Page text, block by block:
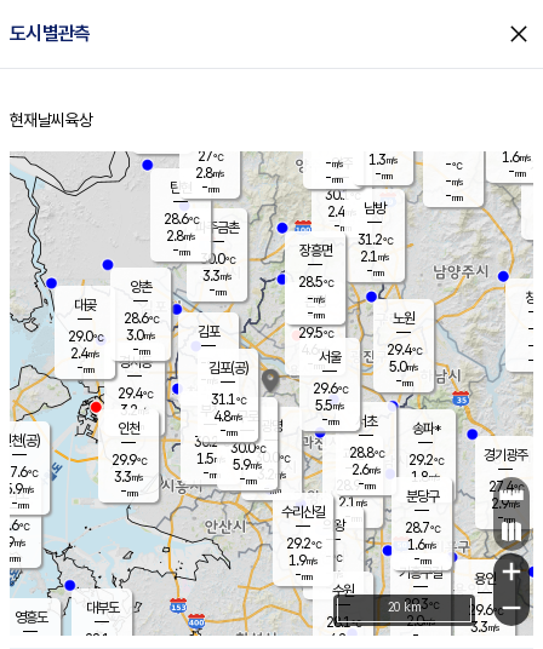
도시별관측 close
홈
현재날씨 육상
의도
℃
m/s
mm
영흥도
양주
30.1℃
2.4
-mm
과천
28.9℃
2.1m/s
- mm
용인
29.6℃
3.3m/s
경기광주
27.4℃
2.9m/s
-mm
대부도
28.1
경서동
29.4℃
3.2 m/s
-mm
파주금촌
30.0℃
3.3m/s
-mm
-℃
-m/s
-mm
대곶
29.0℃
2.4m/s
-mm
창
-
-m/
-
탄현
28.6℃
2.8m/s
-mm
1.6m/s
-mm
의왕
- ℃
m/s
mm
김포
- ℃
-m/s
mm
광명
30.0
℃
3.2 m/s
-mm
부천
30.2℃
1.5m/s
-mm
양촌
28.6℃
3.0m/s
-mm
구로
30.0℃
5.9m/s
-mm
은평
29.5℃
4.6 m/s
- mm
노원
29.4℃
5.0m/s
-mm
송파*
29.2℃
1.8m/s
-mm
서초
28.8℃
2.6m/s
-mm
남방
31.2℃
2.1 m/s
-mm
기흥구갈
29.3℃
2.0m/s
-
수리산길
29.2℃
1.9m/s
-mm
분당구
28.7℃
1.6m/s
-mm
장흥면
28.5℃
-m/s
-mm
-m/s
-mm
인천(공)
27.6℃
5.9m/s
-mm
김포(공)
31.1℃
4.8m/s
-mm
수원
28.1℃
4.2 m/s
인천
29.9℃
3.3m/s
-mm
서울
29.6℃
5.5m/s
-mm
27℃
2.8m/s
-mm
1.3m/s
-mm
+
−
20 km